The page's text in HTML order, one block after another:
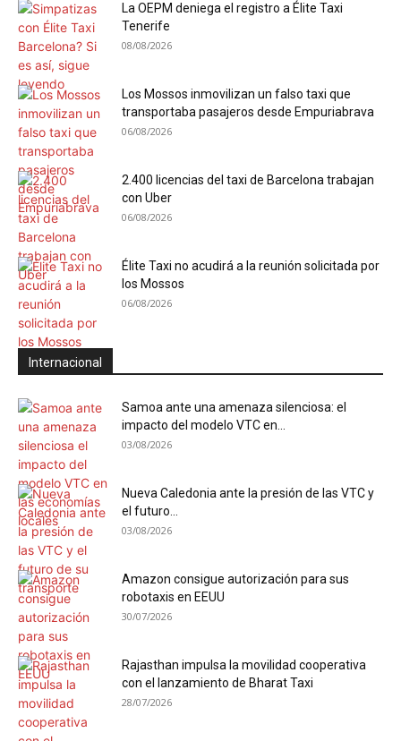
La OEPM deniega el registro a Élite Taxi
Tenerife
08/08/2026
Los Mossos inmovilizan un falso taxi que
transportaba pasajeros desde Empuriabrava
06/08/2026
2.400 licencias del taxi de Barcelona trabajan
con Uber
06/08/2026
Élite Taxi no acudirá a la reunión solicitada por
los Mossos
06/08/2026
Internacional
Samoa ante una amenaza silenciosa: el
impacto del modelo VTC en...
03/08/2026
Nueva Caledonia ante la presión de las VTC y
el futuro...
03/08/2026
Amazon consigue autorización para sus
robotaxis en EEUU
30/07/2026
Rajasthan impulsa la movilidad cooperativa
con el lanzamiento de Bharat Taxi
28/07/2026